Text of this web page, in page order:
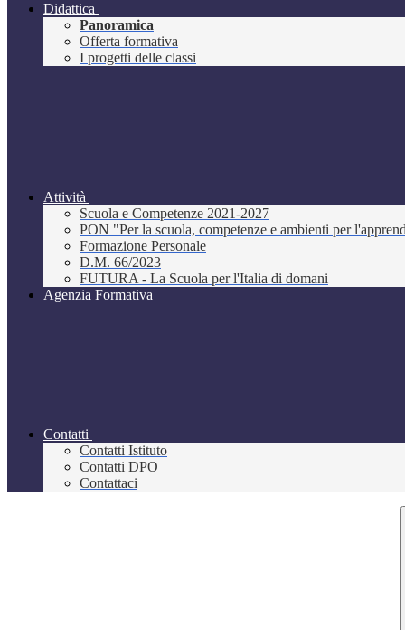
Didattica
Panoramica
Offerta formativa
I progetti delle classi
Attività
Scuola e Competenze 2021-2027
PON "Per la scuola, competenze e ambienti per
Formazione Personale
D.M. 66/2023
FUTURA - La Scuola per l'Italia di domani
Agenzia Formativa
Contatti
Contatti Istituto
Contatti DPO
Contattaci